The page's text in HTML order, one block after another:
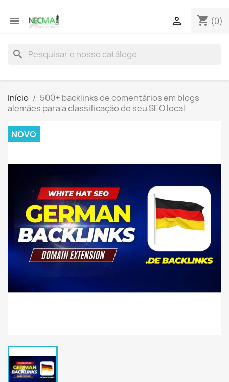
 shopping_cart (0)

search
Início
500+ backlinks de comentários em blogs
alemães para a classificação do seu SEO local
NOVO